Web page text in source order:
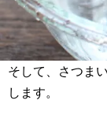
そして、さつま
します。